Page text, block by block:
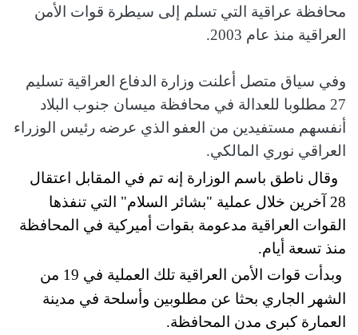
محافظة عراقية التي تسلم إلى سيطرة قوات الأمن
العراقية منذ عام 2003.
وفي سياق متصل أعلنت وزارة الدفاع العراقية تسليم
27 مطلوبا للعدالة في محافظة ميسان جنوب البلاد
أنفسهم مستفيدين من العفو الذي عرضه رئيس الوزراء
العراقي نوري المالكي.
وقال ناطق باسم الوزارة إنه تم في المقابل اعتقال
28 آخرين خلال عملية "بشائر السلام" التي تنفذها
القوات العراقية مدعومة بقوات أميركية في المحافظة
منذ تسعة أيام.
وبدأت قوات الأمن العراقية تلك العملية في 19 من
الشهر الجاري بحثا عن مطلوبين وأسلحة في مدينة
العمارة كبرى مدن المحافظة.